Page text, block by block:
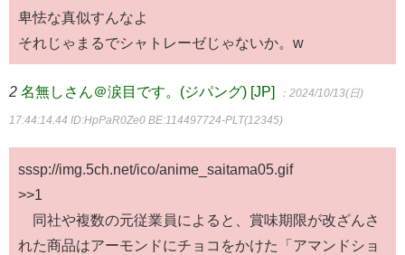
卑怯な真似すんなよ
それじゃまるでシャトレーゼじゃないか。w
2 名無しさん＠涙目です。(ジパング) [JP] ：2024/10/13(日)
17:44:14.44 ID:HpPaR0Ze0 BE:114497724-PLT(12345)
sssp://img.5ch.net/ico/anime_saitama05.gif
>>1
同社や複数の元従業員によると、賞味期限が改ざんさ
れた商品はアーモンドにチョコをかけた「アマンドショ